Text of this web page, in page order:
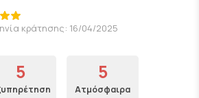
κράτησης: 16/04/2025
5 5
Ατμόσφαιρα